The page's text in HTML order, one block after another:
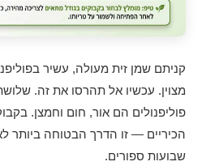
קניתם שמן זית מעולה, עשיר
מצוין. עכשיו אל תהרסו את זה.
פוליפנולים הם אור, חום וחמצן.
הכיריים — זו הדרך הבטוחה ביותר
שבועות ספורים.